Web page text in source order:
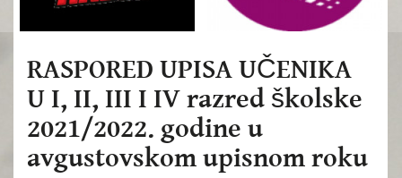
RASPORED UPISA UČENIKA
U I, II, III I IV razred školske
2021/2022. godine u
avgustovskom upisnom roku